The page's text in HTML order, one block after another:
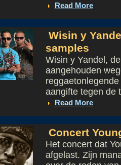
Read More
Wisin y
samples
Wisin y Yandel,
aangehouden
aangifte tegen de
Read More
Concert
Het concert dat
afgelast. Zijn